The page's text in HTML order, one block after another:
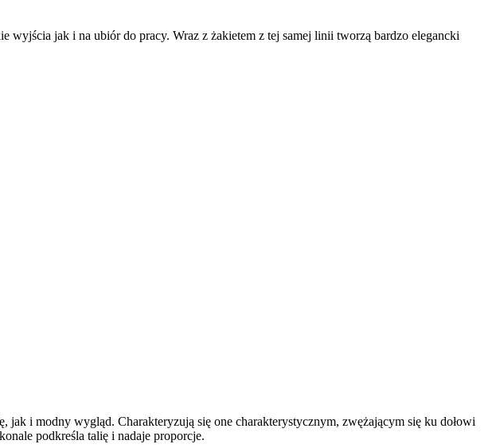
wyjścia jak i na ubiór do pracy. Wraz z żakietem z tej samej linii tworzą bardzo elegancki
i modny wygląd. Charakteryzują się one charakterystycznym, zwężającym się ku dołowi
podkreśla talię i nadaje proporcje.